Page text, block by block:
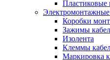
Пластиковые
Электромонтажные
Коробки
Зажимы
Изолента
Клеммы
Маркировка